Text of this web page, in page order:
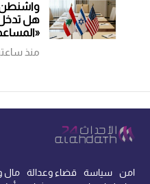
هل تدخل
منذ
امن سياسة قضاء وعدالة مال